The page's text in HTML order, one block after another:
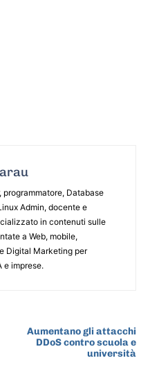
programmatore, Database
Admin, docente e
in contenuti sulle
a Web, mobile,
Digital Marketing per
e imprese.
Aumentano gli attacchi
DDoS contro scuola e
università